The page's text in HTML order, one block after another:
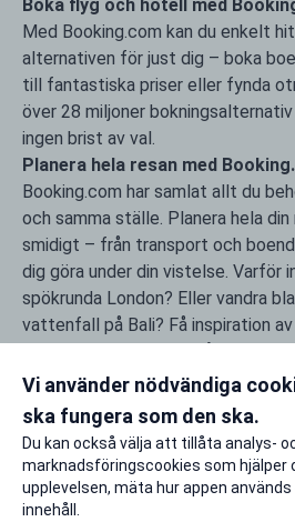
Boka flyg och hotell med
Med Booking.com kan du enkelt
alternativen för just dig – boka
till fantastiska priser eller fynda
över 28 miljoner
ingen brist av val.
Planera hela resan med
Booking.com har samlat allt du
och samma ställe. Planera hela
smidigt – från transport och
dig göra under din vistelse. Varför
spökrunda London? Eller vandra
vattenfall på Bali? Få inspiration
enklare och resan lite mer prisvärd
din studentrabatt hos Booking.com.
Vi använder nödvändiga
ska fungera som den ska.
Du kan också välja att tillåta analys-
marknadsföringscookies som
upplevelsen, mäta hur appen
innehåll.